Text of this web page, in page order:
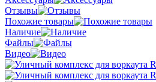
Отзывы
Похожие товары
Наличие
Файлы
Видео